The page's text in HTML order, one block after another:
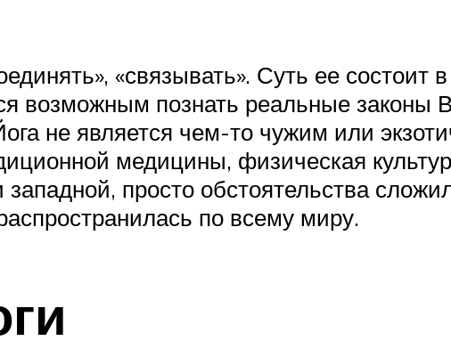
«связывать». Суть ее состоит
возможным познать реальные законы
не является чем-то чужим или
медицины, физическая
просто обстоятельства
по всему миру.